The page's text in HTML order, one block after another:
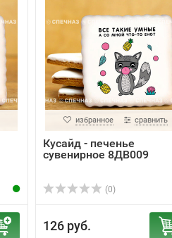
избранное сравнить
Кусайд - печенье
сувенирное 8ДВ009
(0)
126 руб.